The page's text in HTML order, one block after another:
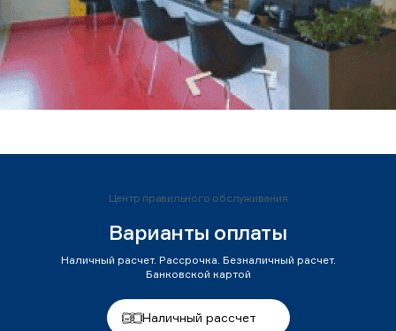
Центр правильного обслуживания
Варианты оплаты
Наличный расчет. Рассрочка. Безналичный расчет.
Банковской картой
Наличный рассчет